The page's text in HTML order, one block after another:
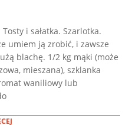
i sałatka. Szarlotka.
umiem ją zrobić, i zawsze
blachę. 1/2 kg mąki (może
mieszana), szklanka
waniliowy lub